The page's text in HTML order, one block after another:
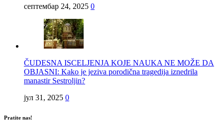
септембар 24, 2025 0
ČUDESNA ISCELJENJA KOJE NAUKA NE MOŽE DA
OBJASNI: Kako je jeziva porodična tragedija iznedrila
manastir Sestroljin?
јул 31, 2025 0
Pratite nas!